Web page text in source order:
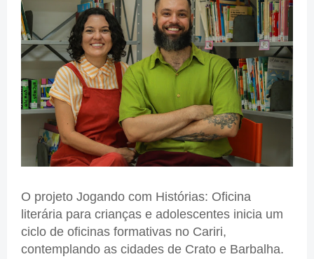
O projeto Jogando com Histórias: Oficina
literária para crianças e adolescentes inicia um
ciclo de oficinas formativas no Cariri,
contemplando as cidades de Crato e Barbalha.